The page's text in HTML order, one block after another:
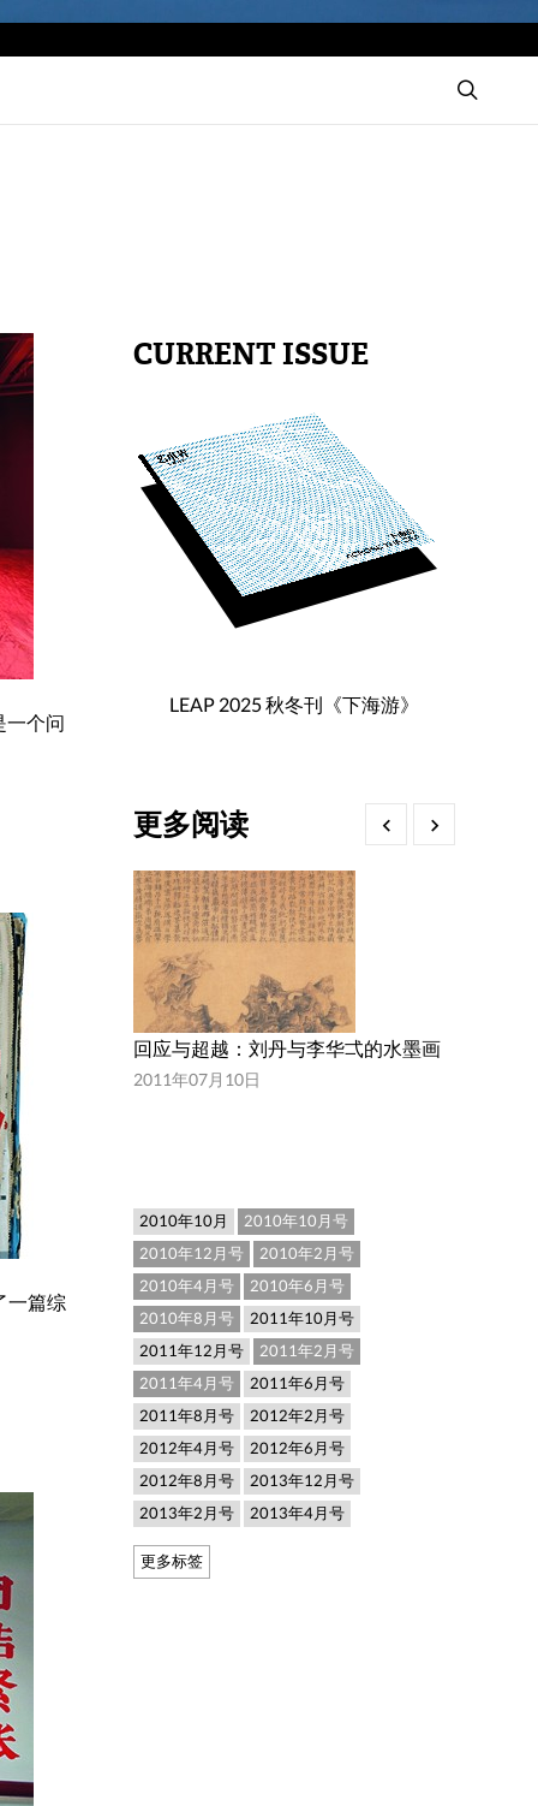
一个问
一篇综
CURRENT ISSUE
LEAP 2025 秋冬刊《下海游》
更多阅读
回应与超越：刘丹与李华弌的水墨画
2011年07月10日
2010年10月
2010年10月号
2010年12月号
2010年2月号
2010年4月号
2010年6月号
2010年8月号
2011年10月号
2011年12月号
2011年2月号
2011年4月号
2011年6月号
2011年8月号
2012年2月号
2012年4月号
2012年6月号
2012年8月号
2013年12月号
2013年2月号
2013年4月号
更多标签